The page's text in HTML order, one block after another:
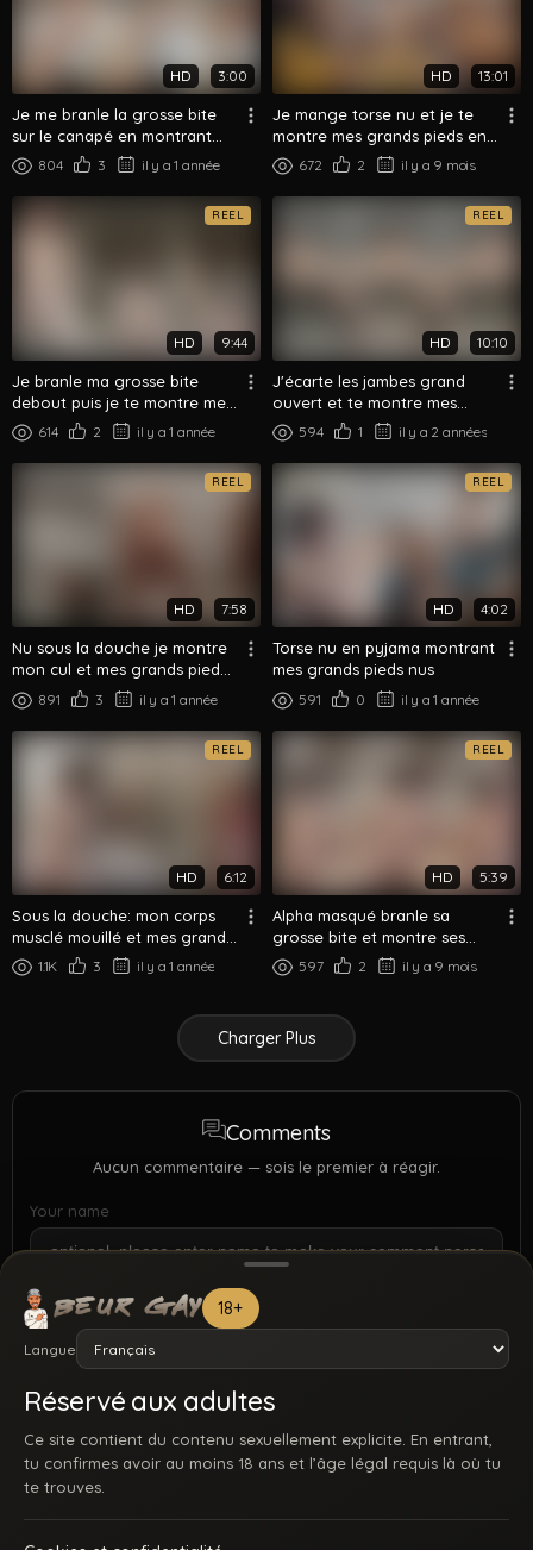
18+
Langue
Réservé aux adultes
Ce site contient du contenu sexuellement explicite. En entrant,
tu confirmes avoir au moins 18 ans et l’âge légal requis là où tu
te trouves.
HD 3:00
Je me branle la grosse bite
sur le canapé en montrant
mes pieds et mes plantes
804 3 il y a 1 année
HD 13:01
Je mange torse nu et je te
montre mes grands pieds en
me relaxant
672 2 il y a 9 mois
REEL
HD 9:44
Je branle ma grosse bite
debout puis je te montre mes
pieds en l'air
614 2 il y a 1 année
REEL
HD 10:10
J'écarte les jambes grand
ouvert et te montre mes
pieds et tout
594 1 il y a 2 années
REEL
HD 7:58
Nu sous la douche je montre
mon cul et mes grands pieds
mouillés
891 3 il y a 1 année
REEL
HD 4:02
Torse nu en pyjama montrant
mes grands pieds nus
591 0 il y a 1 année
REEL
HD 6:12
Sous la douche: mon corps
musclé mouillé et mes grands
pieds1.1K 3 il y a 1 année
REEL
HD 5:39
Alpha masqué branle sa
grosse bite et montre ses
grands pieds
597 2 il y a 9 mois
Charger Plus
Comments
Aucun commentaire — sois le premier à réagir.
Your name